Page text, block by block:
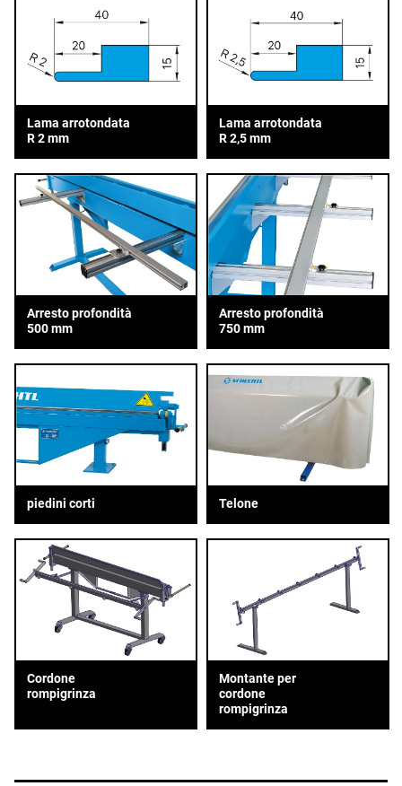
Lama arrotondata
R 2 mm
Lama arrotondata
R 2,5 mm
Arresto profondità
500 mm
Arresto profondità
750 mm
piedini corti Telone
Cordone
rompigrinza
Montante per
cordone
rompigrinza